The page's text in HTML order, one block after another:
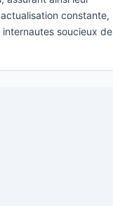
constante,
soucieux de